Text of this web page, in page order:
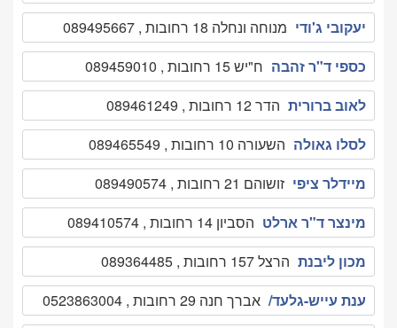
יעקובי ג'ודי מנוחה ונחלה 18 רחובות , 089495667
כספי ד"ר זהבה ח"יש 15 רחובות , 089459010
לאוב ברורית הדר 12 רחובות , 089461249
לסלו גאולה השעורה 10 רחובות , 089465549
מיידלר ציפי זושוהם 21 רחובות , 089490574
מינצר ד"ר ארלט הסביון 14 רחובות , 089410574
מכון ליבנת הרצל 157 רחובות , 089364485
ענת עייש-גלעד/ אברך חנה 29 רחובות , 0523863004